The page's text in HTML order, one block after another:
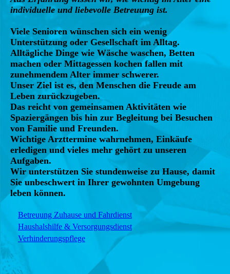
individuelle und liebevolle Betreuung ist.
Viele Senioren wünschen sich ein wenig
Unterstützung oder Gesellschaft im Alltag.
Alltägliche Dinge wie Wäsche waschen, Betten
machen oder Mittagessen kochen fallen mit
zunehmendem Alter immer schwerer.
Unser Ziel ist es, den Menschen die Freude am
Leben zurückzugeben.
Das reicht von gemeinsamen Aktivitäten wie
Spaziergängen bis hin zur Begleitung bei Besuchen
von Familie und Freunden.
Wichtige Arzttermine wahrnehmen, Einkäufe
erledigen und vieles mehr gehört zu unseren
Aufgaben.
Wir unterstützen Sie stundenweise zu Hause, damit
Sie unbeschwert in Ihrer gewohnten Umgebung
leben können.
Betreuung Zuhause und Fahrdienst
Haushalshilfe & Versorgungsdienst
Verhinderungspflege